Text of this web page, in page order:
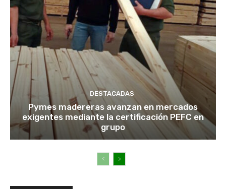
DESTACADAS
Pymes madereras avanzan en mercados
exigentes mediante la certificación PEFC en
grupo